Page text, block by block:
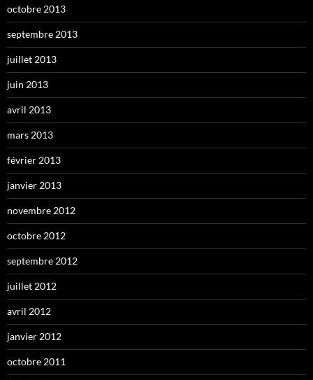
octobre 2013
septembre 2013
juillet 2013
juin 2013
avril 2013
mars 2013
février 2013
janvier 2013
novembre 2012
octobre 2012
septembre 2012
juillet 2012
avril 2012
janvier 2012
octobre 2011